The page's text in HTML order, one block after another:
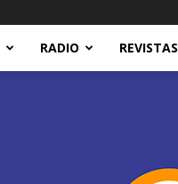
RADIO REVISTAS